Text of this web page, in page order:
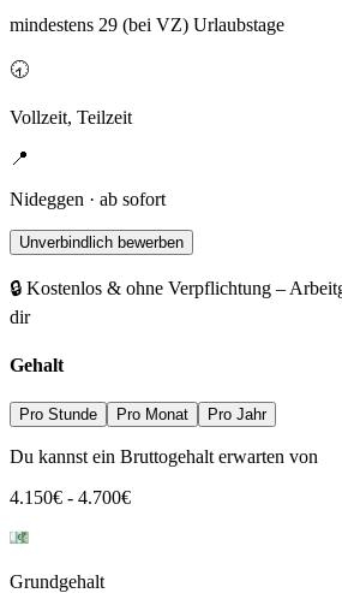
mindestens 29 (bei VZ) Urlaubstage
🕣
Vollzeit, Teilzeit
📍
Nideggen · ab sofort
Unverbindlich bewerben
🔒 Kostenlos & ohne Verpflichtung –
dir
Gehalt
Pro Stunde Pro Monat Pro Jahr
Du kannst ein Bruttogehalt erwarten von
4.150€ - 4.700€
Grundgehalt